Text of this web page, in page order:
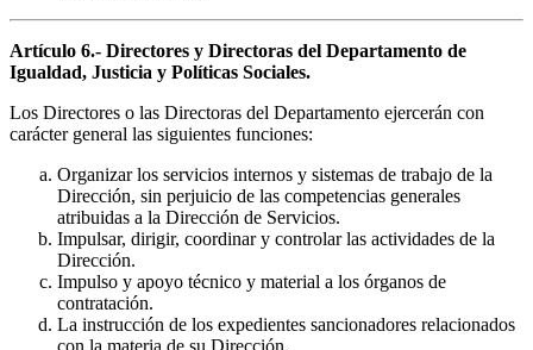
Artículo 6.- Directores y Directoras del Departamento de
Igualdad, Justicia y Políticas Sociales.
Los Directores o las Directoras del Departamento ejercerán con
carácter general las siguientes funciones:
Organizar los servicios internos y sistemas de trabajo de la
Dirección, sin perjuicio de las competencias generales
atribuidas a la Dirección de Servicios.
Impulsar, dirigir, coordinar y controlar las actividades de la
Dirección.
Impulso y apoyo técnico y material a los órganos de
contratación.
La instrucción de los expedientes sancionadores relacionados
con la materia de su Dirección.